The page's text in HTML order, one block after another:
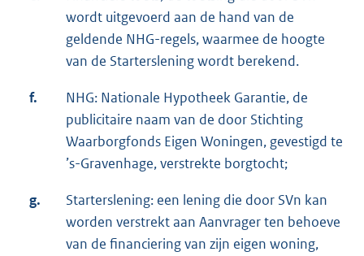
wordt uitgevoerd aan de hand van de
geldende NHG-regels, waarmee de hoogte
van de Starterslening wordt berekend.
f.
NHG: Nationale Hypotheek Garantie, de
publicitaire naam van de door Stichting
Waarborgfonds Eigen Woningen, gevestigd te
’s-Gravenhage, verstrekte borgtocht;
g.
Starterslening: een lening die door SVn kan
worden verstrekt aan Aanvrager ten behoeve
van de financiering van zijn eigen woning,